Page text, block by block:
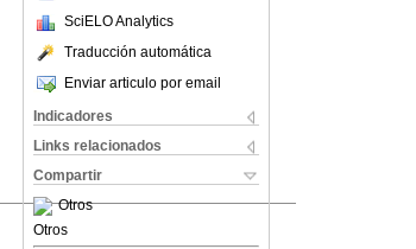
SciELO Analytics
Traducción automática
Enviar articulo por email
Indicadores
Links relacionados
Compartir
Otros
Otros